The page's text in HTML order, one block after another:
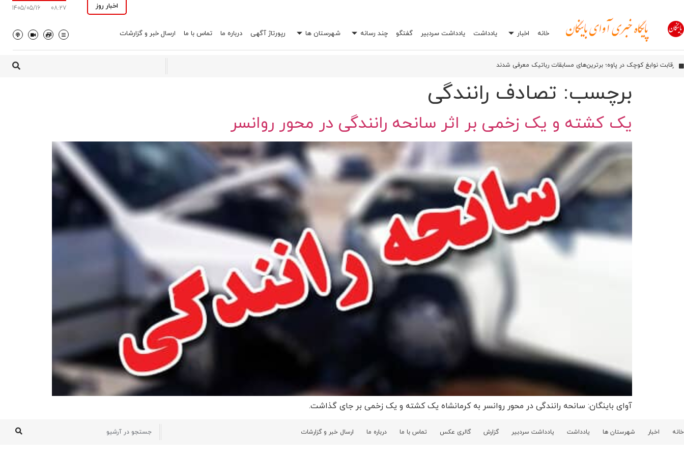
اخبار روز 08:27
1405/05/16
خانه اخبار یادداشت یادداشت سردبیر گفتگو چند رسانه شهرستان ها رپورتاژ آگهی درباره ما تماس با ما ارسال خبر و گزارشات
رقابت نوابغ کوچک در پاوه؛ برترین‌های مسابقات رباتیک معرفی شدند
آیین بهره‌برداری از شبکه فیبر نوری آسیاتک در روانسر
افشاگری درباره یک اشتباه رایج در تعمیرگاه‌ها: چرا انتخاب اشتباه جعبه بکس می‌تواند خرج شما را چند برابر کند؟
اورامان؛ شش سال پس از ثبت جهانی، هنوز در انتظار توسعه
برچسب: تصادف رانندگی
یک کشته و یک زخمی بر اثر سانحه رانندگی در محور روانسر
آوای باینگان: سانحه رانندگی در محور روانسر به کرمانشاه یک کشته و یک زخمی بر جای گذاشت.
خانه اخبار شهرستان ها یادداشت یادداشت سردبیر گزارش گالری عکس تماس با ما درباره ما ارسال خبر و گزارشات